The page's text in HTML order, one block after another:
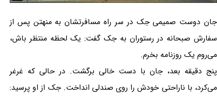
جان دوست صمیمی جک در سر راه مسافرتشان به منهتن پس از
سفارش صبحانه در رستوران به جک گفت: یک لحظه منتظر باش،
می‌روم یک روزنامه بخرم.
پنج دقیقه بعد، جان با دست خالی برگشت. در حالی که غرغر
می‌کرد، با ناراحتی خودش را روی صندلی انداخت. جک از او پرسید: